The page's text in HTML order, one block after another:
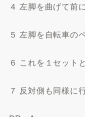
４ 左脚を曲げて前
５ 左脚を自転車の
６ これを１セット
７ 反対側も同様に行